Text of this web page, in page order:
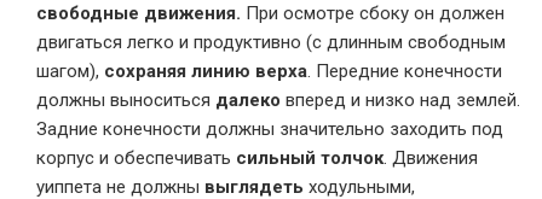
свободные движения. При осмотре сбоку он должен
двигаться легко и продуктивно (с длинным свободным
шагом), сохраняя линию верха. Передние конечности
должны выноситься далековперед и низко над землей.
Задние конечности должны значительно заходить под
корпус и обеспечивать сильный толчок. Движения
уиппета не должны выглядеть ходульными,